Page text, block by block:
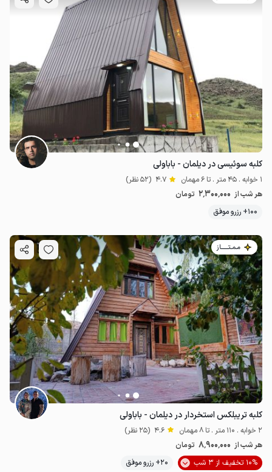
کلبه سوئیسی در دیلمان - باباولی
1 خوابه . 45 متر . تا 6 مهمان 4.7 (52 نظر)
هر شب از 2٬300٬000 تومان
100+ رزرو موفق
مـمـتــــــاز
کلبه تریبلکس استخردار در دیلمان - باباولی
2 خوابه . 110 متر . تا 8 مهمان 4.6 (25 نظر)
هر شب از 8٬900٬000 تومان
10% تخفیف از 3 شب
20+ رزرو موفق